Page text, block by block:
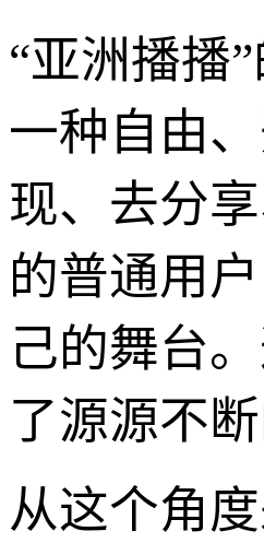
“亚洲播播
一种自由
现、去分
的普通用
己的舞台
了源源不
从这个角